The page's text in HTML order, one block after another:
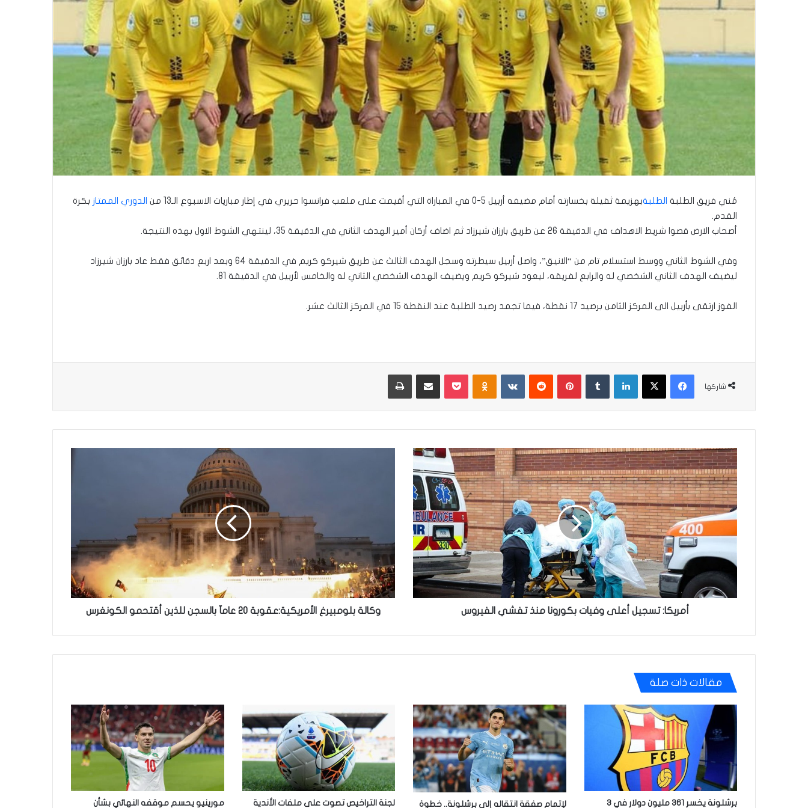
مُني فريق الطلبة الطلبةبهزيمة ثقيلة بخسارته أمام مضيفه أربيل 5-0 في المباراة التي أقيمت على ملعب فرانسوا حريري في إطار مباريات الاسبوع الـ13 من الدوري الممتاز بكرة
القدم.
أصحاب الارض قصوا شريط الاهداف في الدقيقة 26 عن طريق بارزان شيرزاد ثم اضاف أركان أمير الهدف الثاني في الدقيقة 35، لينتهي الشوط الاول بهذه النتيجة.
وفي الشوط الثاني ووسط استسلام تام من “الانيق”، واصل أربيل سيطرته وسجل الهدف الثالث عن طريق شيركو كريم في الدقيقة 64 وبعد اربع دقائق فقط عاد بارزان شيرزاد
ليضيف الهدف الثاني الشخصي له والرابع لفريقه، ليعود شيركو كريم ويضيف الهدف الشخصي الثاني له والخامس لأربيل في الدقيقة 81.
الفوز ارتقى بأربيل الى المركز الثامن برصيد 17 نقطة، فيما تجمد رصيد الطلبة عند النقطة 15 في المركز الثالث عشر.
شاركها
فيسبوك
‫X لينكدإن بينتيريست Odnoklassniki
‫Pocketمشاركة عبر البريد طباعة
أمريكا:
تسجيل
أعلى
وفيات
بكورونا
منذ
أمريكا: تسجيل أعلى وفيات بكورونا منذ تفشي الفيروس
أقتحمو
الكونغرس
وكالة بلومبيرغ الأمريكية:عقوبة 20 عامآ بالسجن للذين أقتحمو الكونغرس
مقالات ذات صلة
برشلونة يخسر 361 مليون دولار في 3 لإتمام صفقة انتقاله إلى برشلونة.. خطوة لجنة التراخيص تصوت على ملفات الأندية مورينيو يحسم موقفه النهائي بشأن